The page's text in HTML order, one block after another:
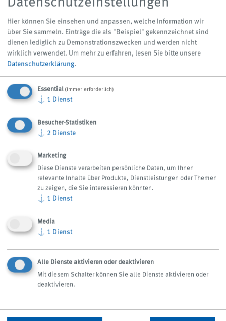
Mehr anzeigen arrow_forward Mehr anzeigen arrow_forward
Schwerkraftbandfilter PF
Mehr anzeigen
Kompaktfilter KF
Datenschutzeinstellungen
Hier können Sie einsehen und anpassen, welche Information wir
über Sie sammeln. Einträge die als "Beispiel" gekennzeichnet sind
dienen lediglich zu Demonstrationszwecken und werden nicht
wirklich verwendet. Um mehr zu erfahren, lesen Sie bitte unsere
Datenschutzerklärung.
Essential (immer erforderlich)
↓ 1 Dienst
Besucher-Statistiken
↓ 2 Dienste
Marketing
Diese Dienste verarbeiten persönliche Daten, um Ihnen
relevante Inhalte über Produkte, Dienstleistungen oder Themen
zu zeigen, die Sie interessieren könnten.
↓ 1 Dienst
Media
↓ 1 Dienst
Alle Dienste aktivieren oder deaktivieren
Mit diesem Schalter können Sie alle Dienste aktivieren oder
deaktivieren.